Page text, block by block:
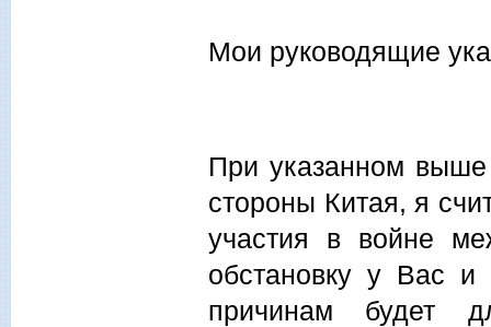
Мои руководящие
При указанном
стороны Китая, я
участия в войне
обстановку у Вас
причинам будет